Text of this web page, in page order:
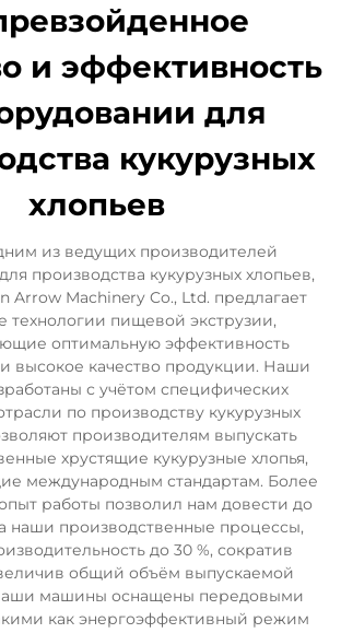
и эффективность
для
кукурузных
хлопьев
из ведущих производителей
производства кукурузных хлопьев,
Arrow Machinery Co., Ltd. предлагает
технологии пищевой экструзии,
оптимальную эффективность
высокое качество продукции. Наши
с учётом специфических
по производству кукурузных
производителям выпускать
хрустящие кукурузные хлопья,
международным стандартам. Более
работы позволил нам довести до
наши производственные процессы,
до 30 %, сократив
общий объём выпускаемой
машины оснащены передовыми
как энергоэффективный режим